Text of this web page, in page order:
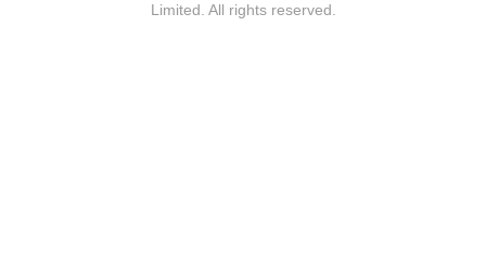
Limited. All rights reserved.